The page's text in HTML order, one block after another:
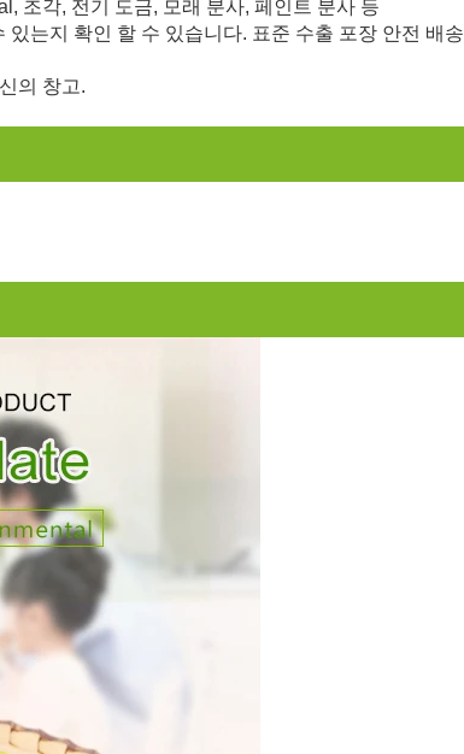
조각, 전기 도금, 모래 분사, 페인트 분사 등
는지 확인 할 수 있습니다. 표준 수출 포장 안전 배송
의 창고.